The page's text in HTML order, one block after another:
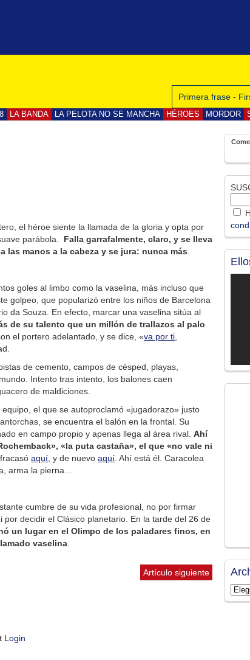
Primera frase -
LA BANDA LA PELOTA NO SE MANCHA HÉROES MORDOR
el héroe siente la llamada de la gloria y opta por
parábola. Falla garrafalmente, claro, y se lleva
las manos a la cabeza y se jura: nunca más
goles al limbo como la vaselina, más incluso que
golpeo, que popularizó entre los niños de Barcelona
da Souza. En efecto, marcar una vaselina sitúa al
de su talento que un millón de trallazos al palo
el portero adelantado, y se dice, «va por ti,
de cemento, campos de césped, playas,
Intento tras intento, los balones caen
de maldiciones.
el que se autoproclamó «jugadorazo» justo
se encuentra el balón en la frontal. Su
en campo propio y apenas llega al área rival. Ahí
«la puta castaña», el que «no vale ni
aquí , y de nuevo aquí . Ahí está él. Caracolea
arma la pierna…
cumbre de su vida profesional, no por firmar
decidir el Clásico planetario. En la tarde del 26 de
un lugar en el Olimpo de los paladares finos, en
vaselina
Artículo siguiente
Login